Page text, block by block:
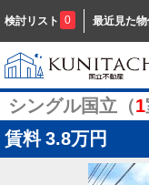
検討リスト 0 最近見た
シングル国立（1
賃料 3.8万円